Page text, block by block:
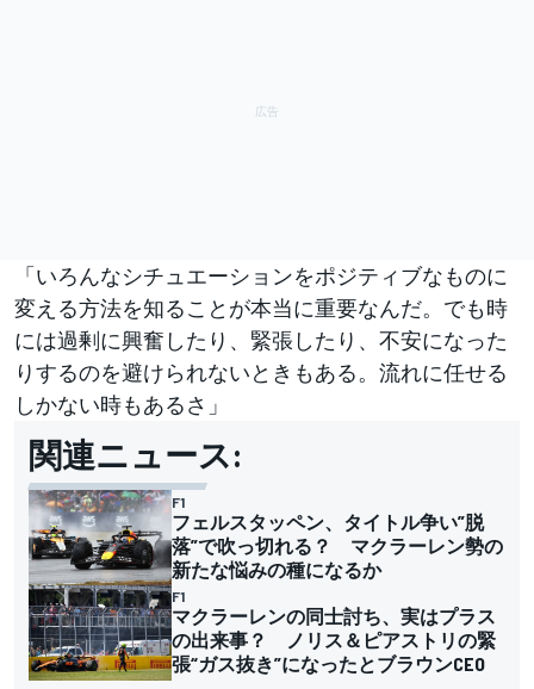
「いろんなシチュエーションをポジティブなものに
変える方法を知ることが本当に重要なんだ。でも時
には過剰に興奮したり、緊張したり、不安になった
りするのを避けられないときもある。流れに任せる
しかない時もあるさ」
関連ニュース:
F1
フェルスタッペン、タイトル争い”脱
落”で吹っ切れる？ マクラーレン勢の
新たな悩みの種になるか
F1
マクラーレンの同士討ち、実はプラス
の出来事？ ノリス＆ピアストリの緊
張“ガス抜き”になったとブラウンCEO